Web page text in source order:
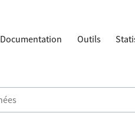
Documentation Outils